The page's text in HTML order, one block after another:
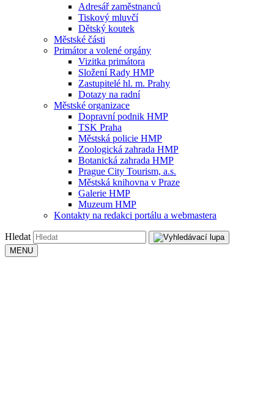
Adresář zaměstnanců
Tiskový mluvčí
Dětský koutek
Městské části
Primátor a volené orgány
Vizitka primátora
Složení Rady HMP
Zastupitelé hl. m. Prahy
Dotazy na radní
Městské organizace
Dopravní podnik HMP
TSK Praha
Městská policie HMP
Zoologická zahrada HMP
Botanická zahrada HMP
Prague City Tourism, a.s.
Městská knihovna v Praze
Galerie HMP
Muzeum HMP
Kontakty na redakci portálu a webmastera
Hledat
MENU